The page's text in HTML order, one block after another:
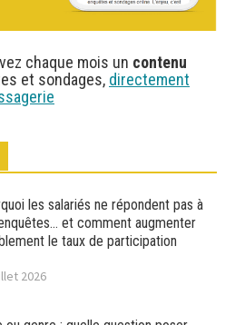
chaque mois un contenu
et sondages, directement
les salariés ne répondent pas à
et comment augmenter
le taux de participation
2026